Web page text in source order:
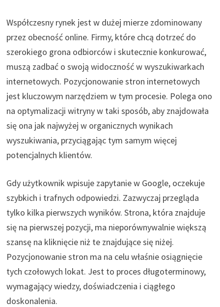
Współczesny rynek jest w dużej mierze zdominowany
przez obecność online. Firmy, które chcą dotrzeć do
szerokiego grona odbiorców i skutecznie konkurować,
muszą zadbać o swoją widoczność w wyszukiwarkach
internetowych. Pozycjonowanie stron internetowych
jest kluczowym narzędziem w tym procesie. Polega ono
na optymalizacji witryny w taki sposób, aby znajdowała
się ona jak najwyżej w organicznych wynikach
wyszukiwania, przyciągając tym samym więcej
potencjalnych klientów.
Gdy użytkownik wpisuje zapytanie w Google, oczekuje
szybkich i trafnych odpowiedzi. Zazwyczaj przegląda
tylko kilka pierwszych wyników. Strona, która znajduje
się na pierwszej pozycji, ma nieporównywalnie większą
szansę na kliknięcie niż te znajdujące się niżej.
Pozycjonowanie stron ma na celu właśnie osiągnięcie
tych czołowych lokat. Jest to proces długoterminowy,
wymagający wiedzy, doświadczenia i ciągłego
doskonalenia.